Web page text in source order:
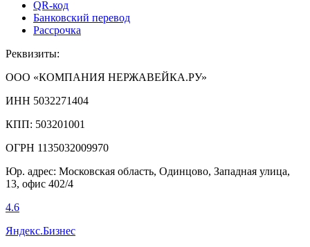
QR-код
Банковский перевод
Рассрочка
Реквизиты:
ООО «КОМПАНИЯ НЕРЖАВЕЙКА.РУ»
ИНН 5032271404
КПП: 503201001
ОГРН 1135032009970
Юр. адрес: Московская область, Одинцово, Западная улица,
13, офис 402/4
4.6
Яндекс.Бизнес